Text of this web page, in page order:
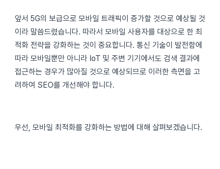
앞서 5G의 보급으로 모바일 트래픽이 증가할 것으로 예상될 것
이라 말씀드렸습니다. 따라서 모바일 사용자를 대상으로 한 최
적화 전략을 강화하는 것이 중요합니다. 통신 기술이 발전함에
따라 모바일뿐만 아니라 IoT 및 주변 기기에서도 검색 결과에
접근하는 경우가 많아질 것으로 예상되므로 이러한 측면을 고
려하여 SEO를 개선해야 합니다.
우선, 모바일 최적화를 강화하는 방법에 대해 살펴보겠습니다.